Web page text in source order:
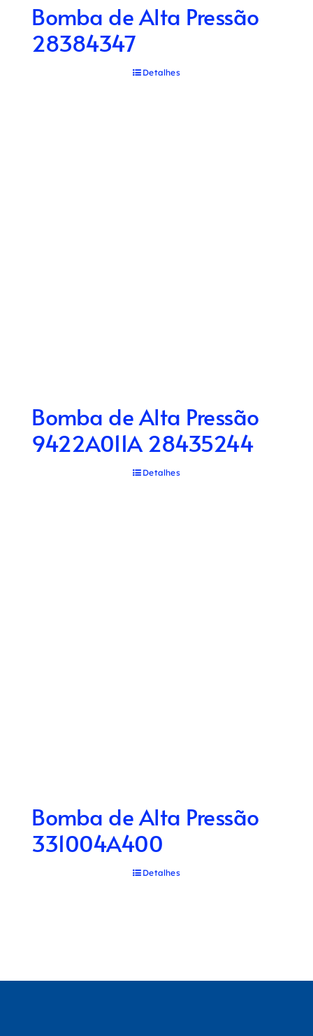
Bomba de Alta Pressão
28384347
Detalhes
Bomba de Alta Pressão
9422A011A 28435244
Detalhes
Bomba de Alta Pressão
331004A400
Detalhes